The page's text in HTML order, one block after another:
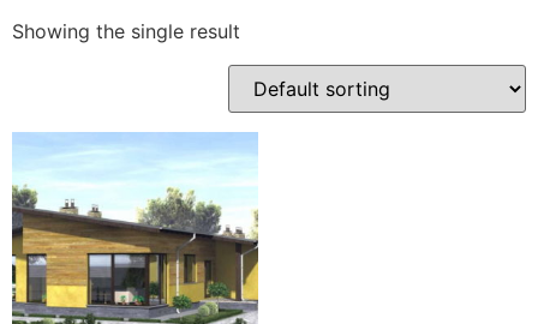
Showing the single result